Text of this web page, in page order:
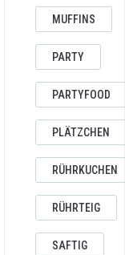
MUFFINS
PARTY
PARTYFOOD
PLÄTZCHEN
RÜHRKUCHEN
RÜHRTEIG
SAFTIG